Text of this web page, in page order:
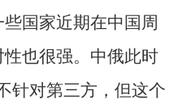
国家近期在中国周
也很强。中俄此时
针对第三方，但这个